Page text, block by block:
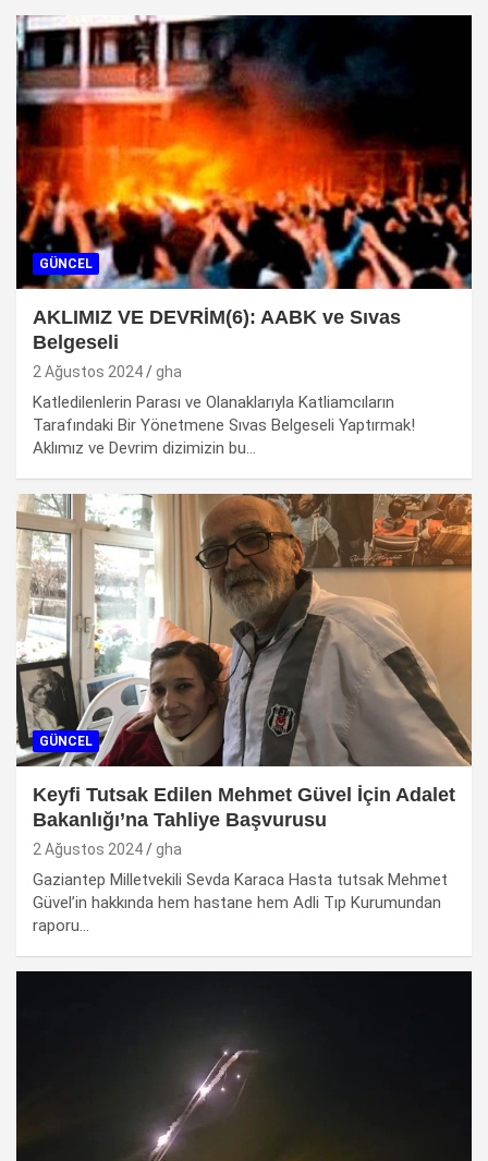
GÜNCEL
AKLIMIZ VE DEVRİM(6): AABK ve Sıvas
Belgeseli
2 Ağustos 2024 gha
Katledilenlerin Parası ve Olanaklarıyla Katliamcıların
Tarafındaki Bir Yönetmene Sıvas Belgeseli Yaptırmak!
Aklımız ve Devrim dizimizin bu…
GÜNCEL
Keyfi Tutsak Edilen Mehmet Güvel İçin Adalet
Bakanlığı’na Tahliye Başvurusu
2 Ağustos 2024 gha
Gaziantep Milletvekili Sevda Karaca Hasta tutsak Mehmet
Güvel’in hakkında hem hastane hem Adli Tıp Kurumundan
raporu…